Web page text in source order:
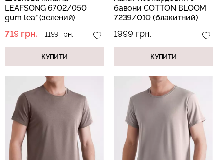
LEAFSONG 6702/050
gum leaf (зелений)
719 грн. 1199 грн.
КУПИТИ
бавони COTTON BLOOM
7239/010 (блакитний)
1999 грн.
КУПИТИ